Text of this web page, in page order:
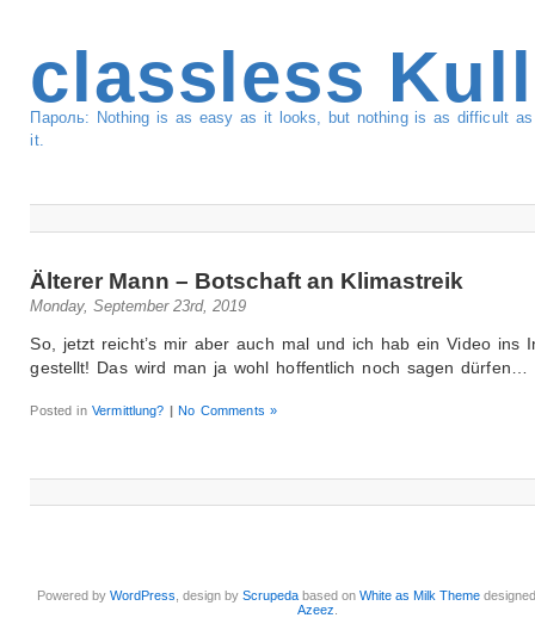
classless
Пароль: Nothing is as easy as it looks, but nothing is as difficult
it.
Älterer Mann – Botschaft an Klimastreik
Monday, September 23rd, 2019
So, jetzt reicht’s mir aber auch mal und ich hab ein Video ins
gestellt! Das wird man ja wohl hoffentlich noch sagen dürfen…
Posted inVermittlung? | No Comments »
Powered byWordPress , design byScrupeda based onWhite as Milk Theme
Azeez